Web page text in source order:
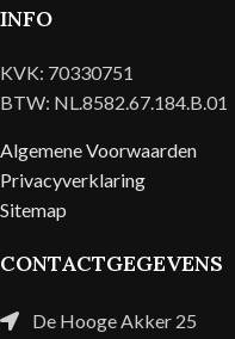
INFO
KVK: 70330751
BTW: NL.8582.67.184.B.01
Algemene Voorwaarden
Privacyverklaring
Sitemap
CONTACTGEGEVENS
De Hooge Akker 25